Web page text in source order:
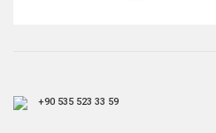
+90 535 523 33 59